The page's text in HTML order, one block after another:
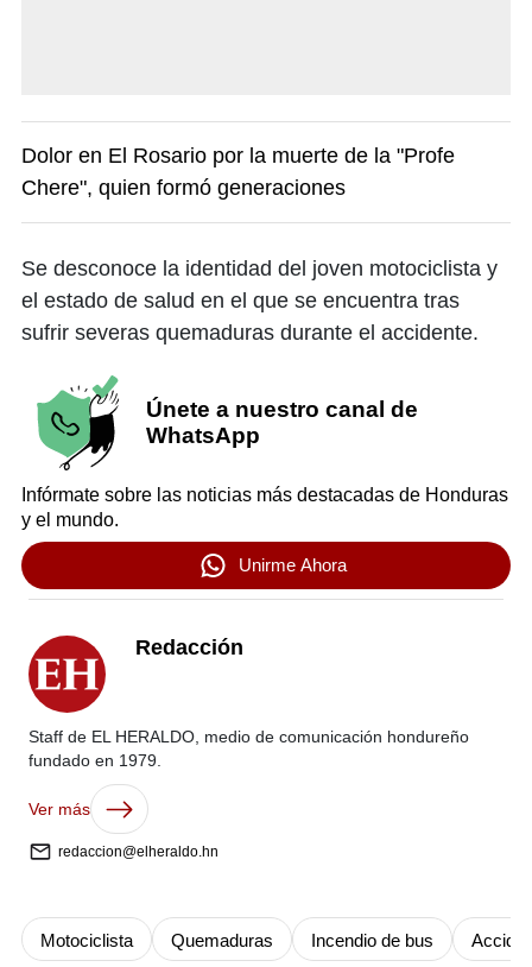
Dolor en El Rosario por la muerte de la "Profe
Chere", quien formó generaciones
Se desconoce la identidad del joven motociclista y
el estado de salud en el que se encuentra tras
sufrir severas quemaduras durante el accidente.
Únete a nuestro canal de
WhatsApp
Infórmate sobre las noticias más destacadas de Honduras
y el mundo.
Unirme Ahora
Redacción
Staff de EL HERALDO, medio de comunicación hondureño
fundado en 1979.
Ver más
redaccion@elheraldo.hn
Motociclista Quemaduras Incendio de bus